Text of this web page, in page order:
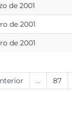
de 2001
de 2001
de 2001
… 87